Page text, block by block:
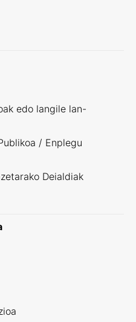
edo langile lan-
/ Enplegu
Deialdiak